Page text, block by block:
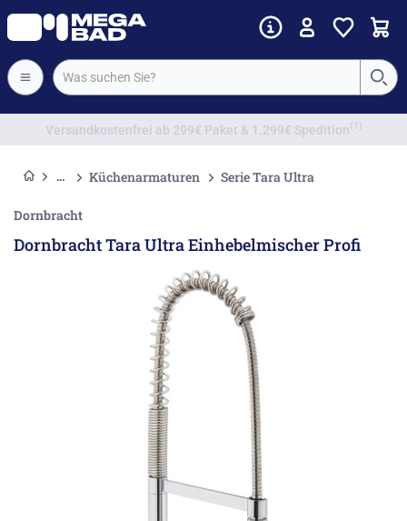
Vorkassenrabatt
Küchenarmaturen Serie Tara Ultra
Dornbracht
Dornbracht Tara Ultra Einhebelmischer Profi